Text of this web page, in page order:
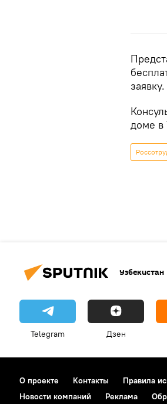
заявку.
доме в
Узбекистан
Telegram Дзен
О проекте Контакты Правила
Новости компаний
Реклама